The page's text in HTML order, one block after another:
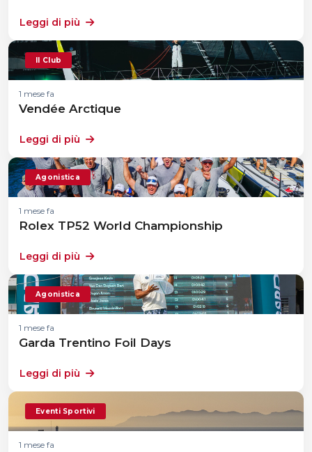
Leggi di più
Il Club
1 mese fa
Vendée Arctique
Leggi di più
Agonistica
1 mese fa
Rolex TP52 World Championship
Leggi di più
Agonistica
1 mese fa
Garda Trentino Foil Days
Leggi di più
Eventi Sportivi
1 mese fa